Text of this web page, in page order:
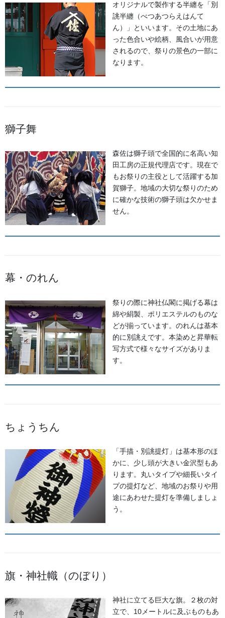
し、町の誇りである紋章や縁起物の意匠を鮮やかに描き出しま
森佐では、全国各地の意匠やご要望に合わせ、完全オーダーメイ
ドを中心に至高の一本を仕立てております。
遠目からでも一目でわかる立体的な美しさと、激しい祭りに耐え
うる頑丈さを兼ね備えた一本は、まさに祭りの花形にふさわしい
逸品。新規制作から、代々受け継がれてきた大切な懸帯の復元・
修理まで、お気軽にご相談ください。
棒振り獅子舞衣装
オリジナルで製作する半纏を「別
誂半纏（べつあつらえはんて
ん）」といいます。その土地にあ
った色合いや絵柄、風合いが用意
されるので、祭りの景色の一部に
なります。
獅子舞
森佐は獅子頭で全国的に名高い知
田工房の正規代理店です。現在で
もお祭りの主役として活躍する加
賀獅子。地域の大切な祭りのため
に確かな技術の獅子頭は欠かせま
せん。
幕・のれん
祭りの際に神社仏閣に掲げる幕は
綿や絹製、ポリエステルのものな
どが揃っています。のれんは基本
的に別誂えです。本染めと昇華転
写方式で様々なサイズがありま
す。
ちょうちん
「手描・別誂提灯」は基本形のほ
かに、少し頭が大きい金沢型もあ
ります。丸いタイプや細長いタイ
プの提灯など、地域のお祭りや用
途にあわせた提灯を準備しましょ
う。
旗・神社幟（のぼり）
神社に立てる巨大な旗。２枚の対
立で、10メートルに及ぶものもあ